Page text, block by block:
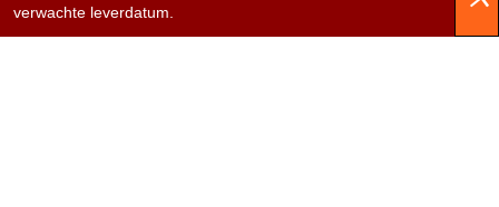
verwachte leverdatum.